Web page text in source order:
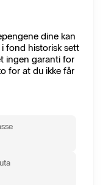
dine kan
fond historisk sett
ingen garanti for
for at du ikke får